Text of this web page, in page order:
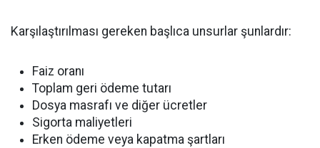
Karşılaştırılması gereken başlıca unsurlar şunlardır:
Faiz oranı
Toplam geri ödeme tutarı
Dosya masrafı ve diğer ücretler
Sigorta maliyetleri
Erken ödeme veya kapatma şartları